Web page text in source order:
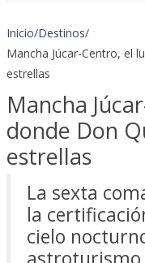
Inicio/Destinos/
Mancha Júcar-Centro, el
estrellas
Mancha
donde Don
estrellas
La sexta
la
cielo